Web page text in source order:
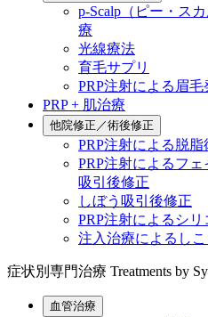
p-Scalp（ピー・ス
療
光線療法
育毛サプリ
PRP注射による眉毛
PRP + 肌治療
他院修正／術後修正
PRP注射による脱脂
PRP注射によるフ
吸引後修正
しぼう吸引後修正
PRP注射によるシ
注入治療によるし
症状別専門治療 Treatments by
血管治療